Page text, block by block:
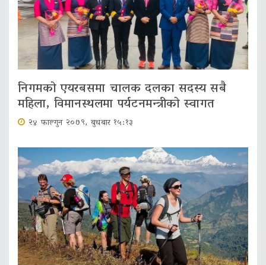
निगमको एयरबसमा चालक दलका सदस्य सबै
महिला, विमानस्थलमा पर्यटनमन्त्रीको स्वागत
२४ फाल्गुन २०७९, बुधबार १५:१३